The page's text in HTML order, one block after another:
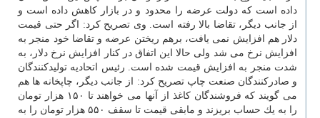
داده است كه دولت عرضه را محدود و در بازار كاهش داده است و
از جانب دیگر، تقاضا بالا رفته است. وی تصریح كرد: اگر حتی قیمت
دلار هم افزایش نمی یافت، برهم ریختن عرضه و تقاضا خود منجر به
افزایش نرخ می شد ولی حالا این اتفاق در كنار افزایش نرخ دلار، به
شدت منجر به افزایش قیمت شده است. رئیس اتحادیه تولیدكنندگان
و صادركنندگان صنعت چاپ تصریح كرد: از جانب دیگر، چاپخانه ها هم
می گویند كه فروشندگان كاغذ از آنها می خواهند تا ۱۵۰ هزار تومان
را به یك حساب بریزند و مابقی قیمت تا سقف ۵۵۰ هزار تومان را به